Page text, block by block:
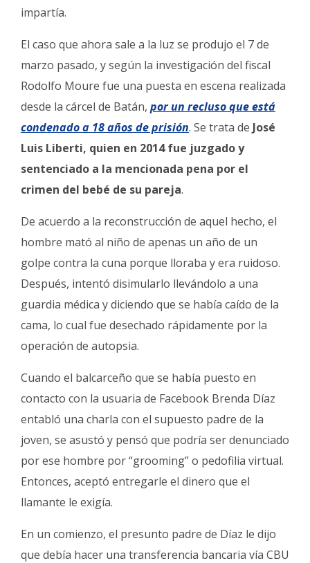
impartía.
El caso que ahora sale a la luz se produjo el 7 de
marzo pasado, y según la investigación del fiscal
Rodolfo Moure fue una puesta en escena realizada
desde la cárcel de Batán, por un recluso que está
condenado a 18 años de prisión. Se trata de José
Luis Liberti, quien en 2014 fue juzgado y
sentenciado a la mencionada pena por el
crimen del bebé de su pareja.
De acuerdo a la reconstrucción de aquel hecho, el
hombre mató al niño de apenas un año de un
golpe contra la cuna porque lloraba y era ruidoso.
Después, intentó disimularlo llevándolo a una
guardia médica y diciendo que se había caído de la
cama, lo cual fue desechado rápidamente por la
operación de autopsia.
Cuando el balcarceño que se había puesto en
contacto con la usuaria de Facebook Brenda Díaz
entabló una charla con el supuesto padre de la
joven, se asustó y pensó que podría ser denunciado
por ese hombre por “grooming” o pedofilia virtual.
Entonces, aceptó entregarle el dinero que el
llamante le exigía.
En un comienzo, el presunto padre de Díaz le dijo
que debía hacer una transferencia bancaria vía CBU